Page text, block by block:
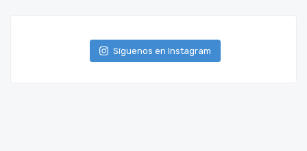
Síguenos en Instagram